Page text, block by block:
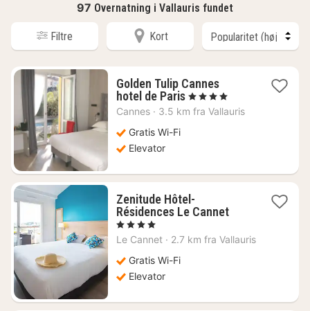
97 Overnatning i Vallauris fundet
Filtre Kort
Golden Tulip Cannes
hotel de Paris1
nat
, 4 Stjerner
Cannes · 3.5 km fra Vallauris
Gratis Wi-Fi
Elevator
Zenitude Hôtel-
Résidences Le Cannet1
fra
, 4 Stjerner
Le Cannet · 2.7 km fra Vallauris
Gratis Wi-Fi
Elevator